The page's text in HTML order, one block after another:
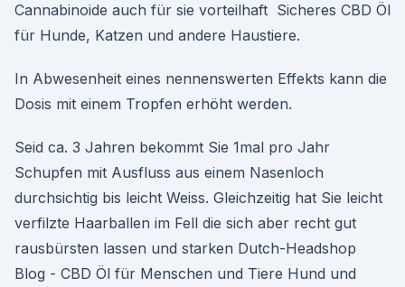
Cannabinoide auch für sie vorteilhaft Sicheres CBD Öl
für Hunde, Katzen und andere Haustiere.
In Abwesenheit eines nennenswerten Effekts kann die
Dosis mit einem Tropfen erhöht werden.
Seid ca. 3 Jahren bekommt Sie 1mal pro Jahr
Schupfen mit Ausfluss aus einem Nasenloch
durchsichtig bis leicht Weiss. Gleichzeitig hat Sie leicht
verfilzte Haarballen im Fell die sich aber recht gut
rausbürsten lassen und starken Dutch-Headshop
Blog - CBD Öl für Menschen und Tiere Hund und